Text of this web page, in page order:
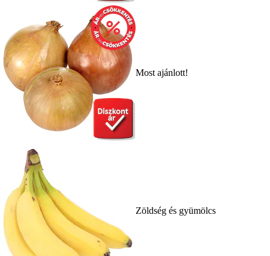
Most ajánlott!
Zöldség és gyümölcs